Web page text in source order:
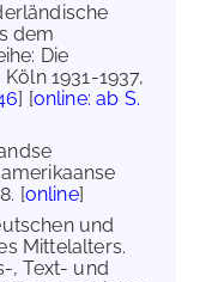
dem
Die
1931-1937,
] [online: ab S.
[online]
und
Mittelalters.
, Text- und